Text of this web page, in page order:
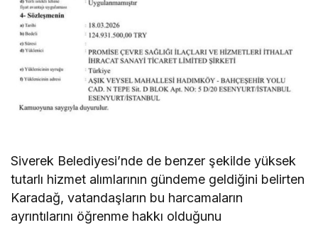
Siverek Belediyesi’nde de benzer şekilde yüksek
tutarlı hizmet alımlarının gündeme geldiğini belirten
Karadağ, vatandaşların bu harcamaların
ayrıntılarını öğrenme hakkı olduğunu